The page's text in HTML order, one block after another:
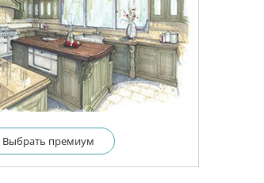
Выбрать премиум